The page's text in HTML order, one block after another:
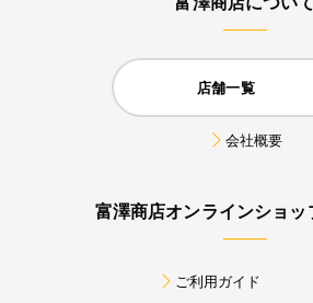
店舗一覧
会社概要
富澤商店オンラインショッ
ご利用ガイド